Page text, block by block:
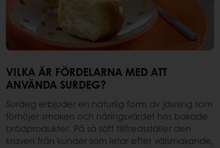
VILKA ÄR FÖRDELARNA MED ATT
ANVÄNDA SURDEG?
Surdeg erbjuder en naturlig form av jäsning som
förhöjer smaken och näringsvärdet hos bakade
brödprodukter. På så sätt tillfredsställer den
kraven från kunder som letar efter välsmakande,